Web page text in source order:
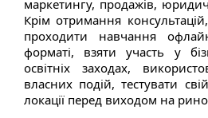
маркетингу, продажів,
Крім отримання
проходити навчання
форматі, взяти участь у
освітніх заходах,
власних подій, тестувати
локації перед виходом на